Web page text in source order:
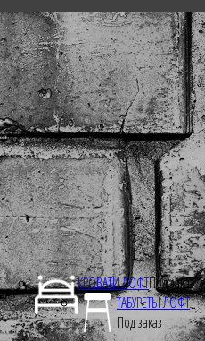
КРОВАТИ ЛОФТПод заказ
ТАБУРЕТЫ ЛОФТ
Под заказ